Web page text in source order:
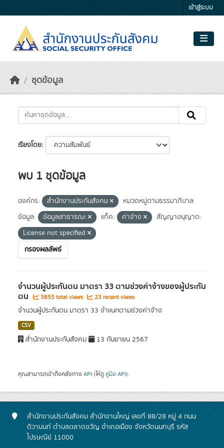
เข้าสู่ระบบ
ชุดข้อมูล
เรียงโดย
พบ 1 ชุดข้อมูล
องค์กร: สำนักงานประกันสังคม
หมวดหมู่ตามธรรมาภิบาล
ข้อมูล:
ข้อมูลสาธารณะ แท็ค: ค่าจ้าง
สัญญาอนุญาต:
License not specified
กรองผลลัพธ์
จำนวนผู้ประกันตน มาตรา 33 ตามช่วงค่าจ้างของผู้ประกัน
ตน 3855 total views 23 recent views
จำนวนผู้ประกันตน มาตรา 33 จำแนกตามช่วงค่าจ้าง
CSV
สำนักงานประกันสังคม 13 กันยายน 2567
คุณสามารถเข้าถึงคลังทาง API (ให้ดู คู่มือ API).
สำนักงานประกันสังคม สำนักงานใหญ่ เลขที่ 88/28 หมู่ 4 ถนน
ติวานนท์ ตำบลตลาดขวัญ อำเภอเมือง จังหวัดนนทบุรี รหัส
ไปรษณีย์ 11000